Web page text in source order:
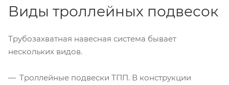
Виды троллейных подвесок
Трубозахватная навесная система бывает
нескольких видов.
Троллейные подвески ТПП. В конструкции